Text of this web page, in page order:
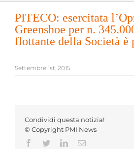
PITECO: esercitata
Greenshoe per n.
flottante della Società è
Settembre 1st, 2015
Condividi questa notizia!
© Copyright PMI News
Facebook
TwitterLinkedInEmail